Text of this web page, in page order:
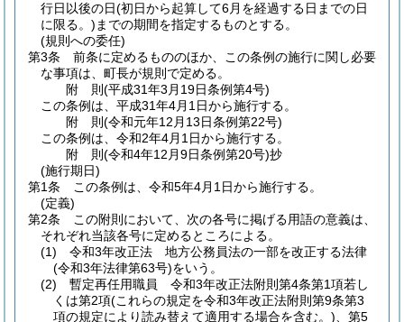
行日以後の日(初日から起算して6月を経過する日までの日
に限る。) までの期間を指定するものとする。
(規則への委任)
第3条
前条に定めるもののほか、この条例の施行に関し必要
な事項は、町長が規則で定める。
附 則(平成31年3月19日条例第4号)
この条例は、平成31年4月1日から施行する。
附 則(令和元年12月13日条例第22号)
この条例は、令和2年4月1日から施行する。
附 則(令和4年12月9日条例第20号)抄
(施行期日)
第1条
この条例は、令和5年4月1日から施行する。
(定義)
第2条
この附則において、次の各号に掲げる用語の意義は、
それぞれ当該各号に定めるところによる。
(1)
令和3年改正法 地方公務員法の一部を改正する法律
(令和3年法律第63号)をいう。
(2)
暫定再任用職員 令和3年改正法附則第4条第1項若し
くは第2項(これらの規定を令和3年改正法附則第9条第3
項の規定により読み替えて適用する場合を含む。) 、第5